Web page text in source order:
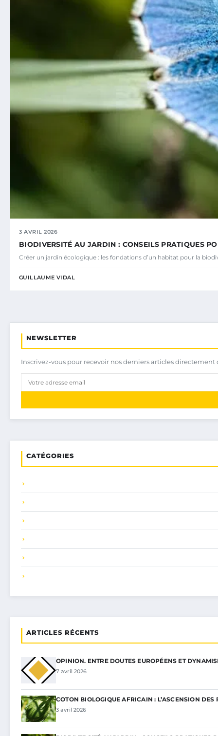
3 AVRIL 2026
BIODIVERSITÉ AU JARDIN : CONSEILS PRATIQUES
Créer un jardin écologique : les fondations d’un habitat pour la
GUILLAUME VIDAL
NEWSLETTER
Inscrivez-vous pour recevoir nos derniers articles
CATÉGORIES
ARTICLES RÉCENTS
OPINION. ENTRE DOUTES EUROPÉENS ET
7 avril 2026
COTON BIOLOGIQUE AFRICAIN : L’ASCENSION DES
3 avril 2026